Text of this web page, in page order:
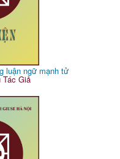
luận ngữ mạnh tử
Tác Giả